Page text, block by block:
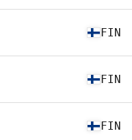
FIN
FIN
FIN